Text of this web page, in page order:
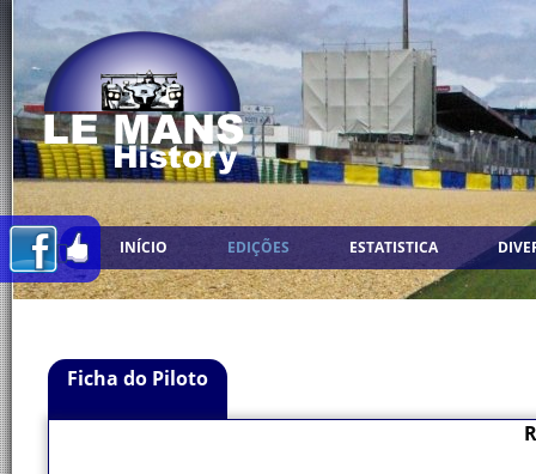
INÍCIO EDIÇÕES ESTATISTICA
Ficha do Piloto